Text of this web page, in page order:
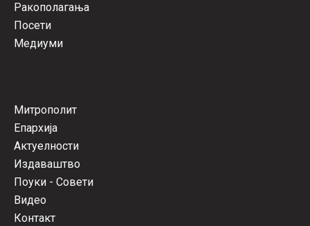
Ракополагања
Посети
Медиуми
Митрополит
Епархија
Актуелности
Издаваштво
Поуки - Совети
Видео
Контакт